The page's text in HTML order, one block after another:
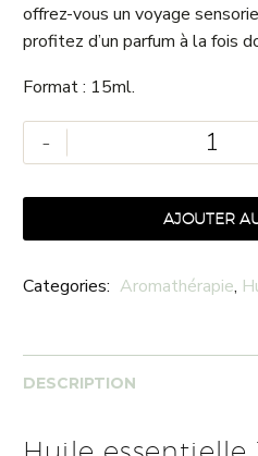
offrez-vous un voyage
profitez d’un parfum à la fois
Format : 15ml.
-
quantité
de
Thé
bois
Wintergreen
AJOUTER
Categories: Aromathérapie,
DESCRIPTION